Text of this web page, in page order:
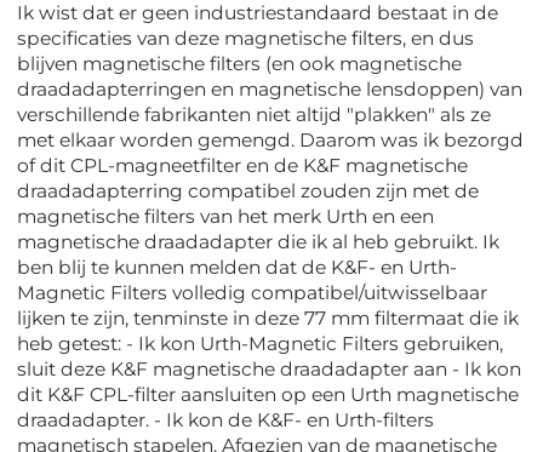
Ik wist dat er geen industriestandaard bestaat in de
specificaties van deze magnetische filters, en dus
blijven magnetische filters (en ook magnetische
draadadapterringen en magnetische lensdoppen) van
verschillende fabrikanten niet altijd "plakken" als ze
met elkaar worden gemengd. Daarom was ik bezorgd
of dit CPL-magneetfilter en de K&F magnetische
draadadapterring compatibel zouden zijn met de
magnetische filters van het merk Urth en een
magnetische draadadapter die ik al heb gebruikt. Ik
ben blij te kunnen melden dat de K&F- en Urth-
Magnetic Filters volledig compatibel/uitwisselbaar
lijken te zijn, tenminste in deze 77 mm filtermaat die ik
heb getest: - Ik kon Urth-Magnetic Filters gebruiken,
sluit deze K&F magnetische draadadapter aan - Ik kon
dit K&F CPL-filter aansluiten op een Urth magnetische
draadadapter. - Ik kon de K&F- en Urth-filters
magnetisch stapelen. Afgezien van de magnetische